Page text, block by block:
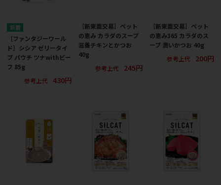
［ファンタジーワール
ド］シシア ゼリータイ
プ パウチ ツナwithビー
フ 85g
参考上代
430円
［新東亜交易］ペット
の恵み カラダのスープ
滋養チキンとかつお
40g
参考上代
245円
［新東亜交易］ペット
の恵み365 カラダのス
ープ 潤いかつお 40g
参考上代
200円